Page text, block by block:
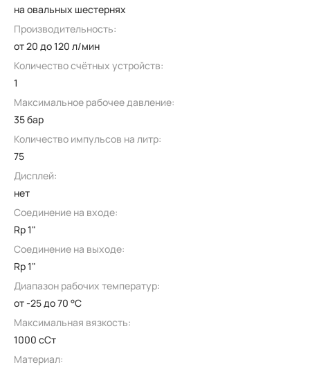
на овальных шестернях
Производительность:
от 20 до 120 л/мин
Количество счётных устройств:
1
Максимальное рабочее давление:
35 бар
Количество импульсов на литр:
75
Дисплей:
нет
Соединение на входе:
Rp 1"
Соединение на выходе:
Rp 1"
Диапазон рабочих температур:
от -25 до 70 °C
Максимальная вязкость:
1000 сСт
Материал: